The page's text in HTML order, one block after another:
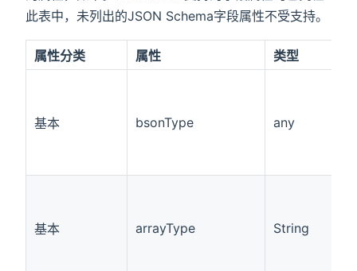
此表中，未列出的JSON Schema字段属性不受支持。
属性分类 属性 类型
基本 bsonType any
基本 arrayType String